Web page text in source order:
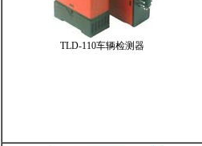
TLD-110车辆检测器